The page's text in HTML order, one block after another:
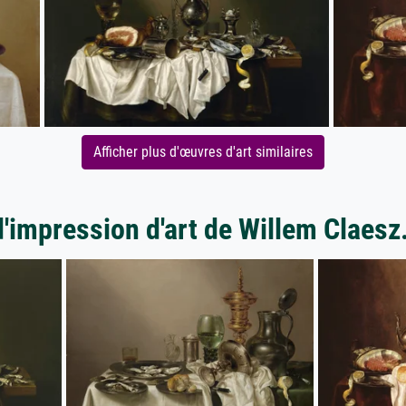
Afficher plus d'œuvres d'art similaires
d'art de Willem